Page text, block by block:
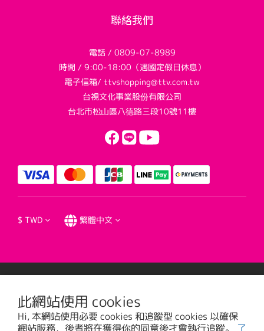
此網站使用 cookies
Hi, 本網站使用必要 cookies 和追蹤型 cookies 以確保
網站服務，後者將在獲得你的同意後才會執行追蹤。 了
聯絡我們
電話 / 0809-07-8989
時間 / 9:00-18:00（遇國定假日休息）
電子信箱/ ttvshopping@ttv.com.tw
台視文化事業股份有限公司
台北市松山區八德路三段10號11樓
$ TWD 繁體中文
台視文化事業股份有限公司版權所有 © 2016 TTV CULTURAL ENTERPRISE, LTD. All